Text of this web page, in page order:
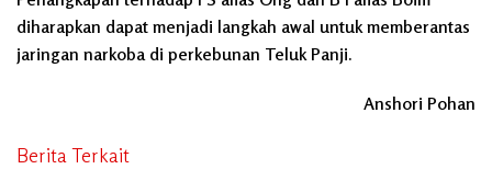
diharapkan dapat menjadi langkah awal untuk memberantas
jaringan narkoba di perkebunan Teluk Panji.
Anshori Pohan
Berita Terkait